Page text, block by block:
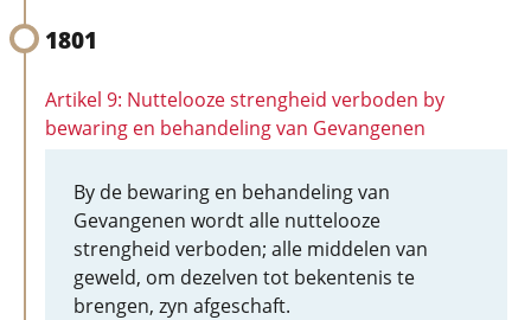
1801
Artikel 9: Nuttelooze strengheid verboden by
bewaring en behandeling van Gevangenen
By de bewaring en behandeling van
Gevangenen wordt alle nuttelooze
strengheid verboden; alle middelen van
geweld, om dezelven tot bekentenis te
brengen, zyn afgeschaft.